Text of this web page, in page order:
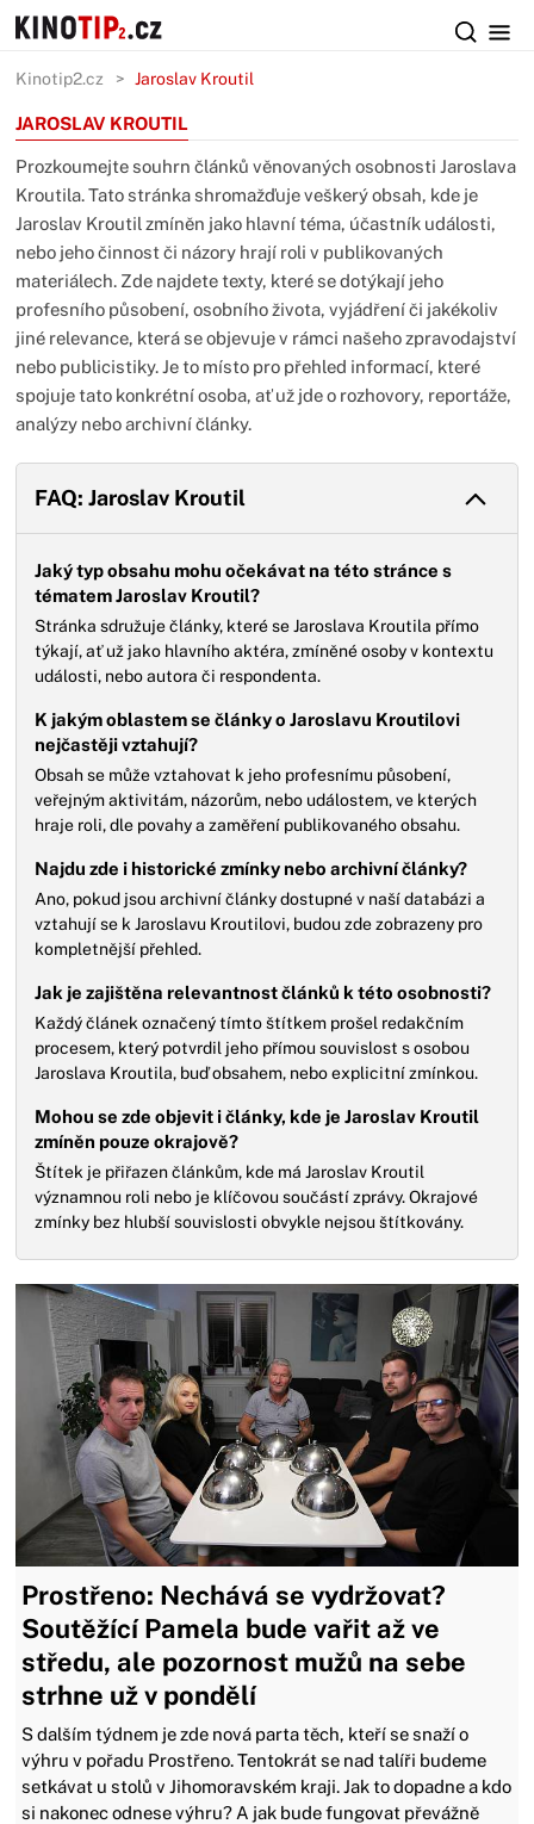
Kinotip2.cz Jaroslav Kroutil
JAROSLAV KROUTIL
Prozkoumejte souhrn článků věnovaných osobnosti Jaroslava
Kroutila. Tato stránka shromažďuje veškerý obsah, kde je
Jaroslav Kroutil zmíněn jako hlavní téma, účastník události,
nebo jeho činnost či názory hrají roli v publikovaných
materiálech. Zde najdete texty, které se dotýkají jeho
profesního působení, osobního života, vyjádření či jakékoliv
jiné relevance, která se objevuje v rámci našeho zpravodajství
nebo publicistiky. Je to místo pro přehled informací, které
spojuje tato konkrétní osoba, ať už jde o rozhovory, reportáže,
analýzy nebo archivní články.
FAQ: Jaroslav Kroutil
Jaký typ obsahu mohu očekávat na této stránce s
tématem Jaroslav Kroutil?
Stránka sdružuje články, které se Jaroslava Kroutila přímo
týkají, ať už jako hlavního aktéra, zmíněné osoby v kontextu
události, nebo autora či respondenta.
K jakým oblastem se články o Jaroslavu Kroutilovi
nejčastěji vztahují?
Obsah se může vztahovat k jeho profesnímu působení,
veřejným aktivitám, názorům, nebo událostem, ve kterých
hraje roli, dle povahy a zaměření publikovaného obsahu.
Najdu zde i historické zmínky nebo archivní články?
Ano, pokud jsou archivní články dostupné v naší databázi a
vztahují se k Jaroslavu Kroutilovi, budou zde zobrazeny pro
kompletnější přehled.
Jak je zajištěna relevantnost článků k této osobnosti?
Každý článek označený tímto štítkem prošel redakčním
procesem, který potvrdil jeho přímou souvislost s osobou
Jaroslava Kroutila, buď obsahem, nebo explicitní zmínkou.
Mohou se zde objevit i články, kde je Jaroslav Kroutil
zmíněn pouze okrajově?
Štítek je přiřazen článkům, kde má Jaroslav Kroutil
významnou roli nebo je klíčovou součástí zprávy. Okrajové
zmínky bez hlubší souvislosti obvykle nejsou štítkovány.
Prostřeno: Nechává se vydržovat?
Soutěžící Pamela bude vařit až ve
středu, ale pozornost mužů na sebe
strhne už v pondělí
S dalším týdnem je zde nová parta těch, kteří se snaží o
výhru v pořadu Prostřeno. Tentokrát se nad talíři budeme
setkávat u stolů v Jihomoravském kraji. Jak to dopadne a kdo
si nakonec odnese výhru? A jak bude fungovat převážně